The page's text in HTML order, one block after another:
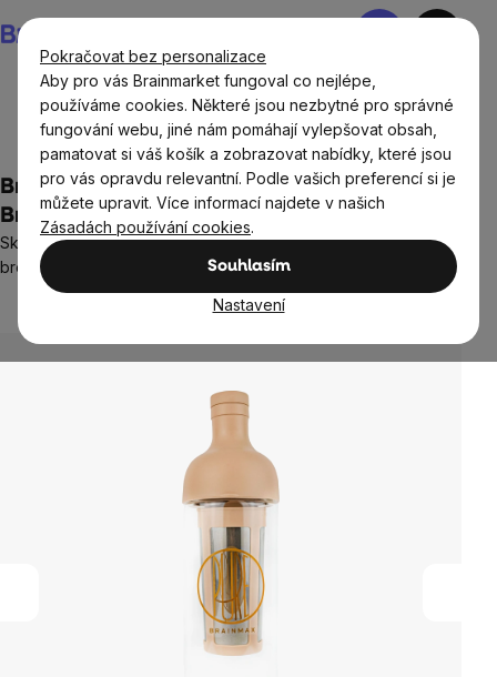
Pokračovat bez personalizace
Aby pro vás Brainmarket fungoval co nejlépe,
používáme cookies. Některé jsou nezbytné pro správné
fungování webu, jiné nám pomáhají vylepšovat obsah,
pamatovat si váš košík a zobrazovat nabídky, které jsou
pro vás opravdu relevantní. Podle vašich preferencí si je
můžete upravit. Více informací najdete v našich
Zásadách používání cookies.
Souhlasím
Nastavení
na
obsah
Nákupní
Domov Boxy na jídlo, lahve, šejkry, tašky
BrainMax Pure® láhev na přípravu Cold
Brew, 750 ml - světle hnědá
Skleněná láhev s filtrem určená pro přípravu ledové kávy Cold
brew
hodnocení
produktu
1 hodnocení